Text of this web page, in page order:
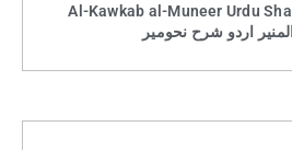
Al-Kawkab al-Muneer Urdu
اردو شرح نحومیر